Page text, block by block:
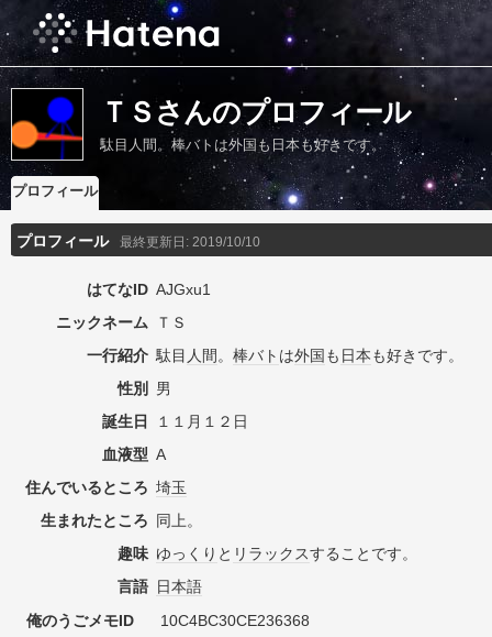
ＴＳさんのプロフィール
駄目人間。棒バトは外国も日本も好きです。
プロフィール
プロフィール 最終更新日: 2019/10/10
はてなID AJGxu1
ニックネーム
ＴＳ
一行紹介 駄目 人間。 棒バト は外国 も 日本も好きです。
性別
男
誕生日
１１月１２日
血液型 A
住んでいるところ 埼玉
生まれたところ 同上。
趣味 ゆっくり と リラックスすることです。
言語 日本語
俺のうごメモID
10C4BC30CE236368